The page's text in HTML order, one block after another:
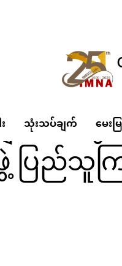
သုံးသပ်ချက် မေး
ပညာရေး အကျိုးဆောင်အဖွဲ့
ာင်းအတွ
ြည်သူကြ